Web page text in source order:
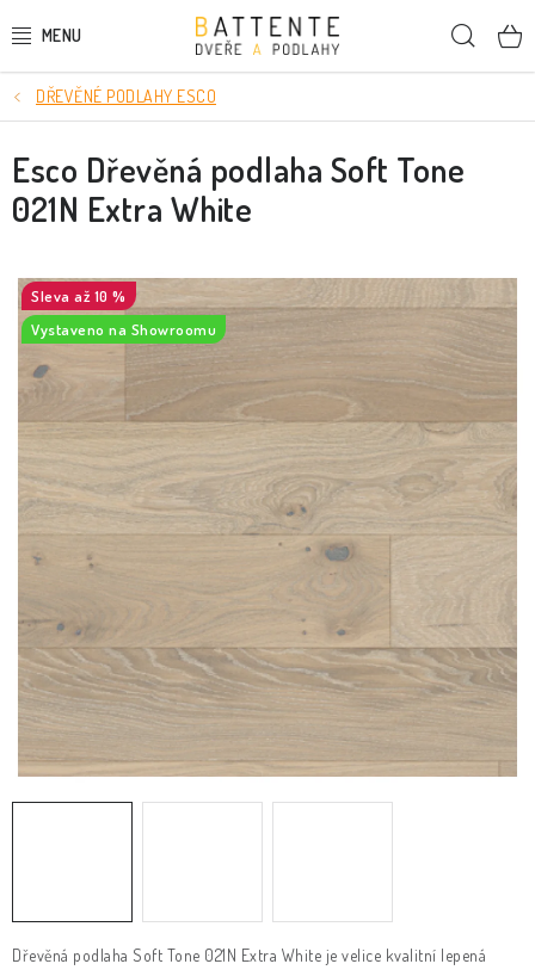
na
DVEŘE
SMRKOVÉ DVEŘE
PODLAHY
LIŠTY A DEKORAČNÍ PRVKY
NÁSTĚNNÉ PANELY
SKRYTÉ ZÁRUBNĚ
STAVEBNÍ POUZDRA
KLIKY & KOVÁNÍ
REALIZACE
Vrácení, výměna zboží
Obchodní podmínky
Reklamační řád
Posuzování Jakosti
GDPR FAQ
DŘEVĚNÉ PODLAHY ESCO
Dřevěná podlaha Soft Tone 021N Extra White je velice kvalitní lepená
Esco Dřevěná podlaha Soft Tone
021N Extra White
až 10 %
Vystaveno na Showroomu